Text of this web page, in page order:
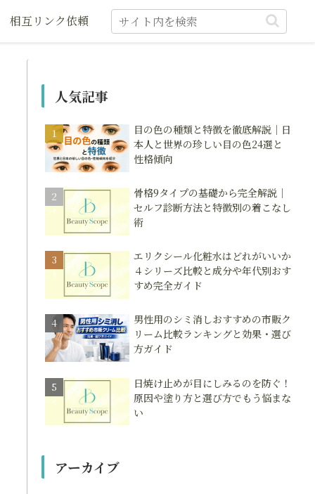
相互リンク依頼
人気記事
目の色の種類と特徴を徹底解説｜日
本人と世界の珍しい目の色24選と
性格傾向
骨格9タイプの基礎から完全解説｜
セルフ診断方法と特徴別の着こなし
術
エリクシール化粧水はどれがいいか
４シリーズ比較と成分や年代別おす
すめ完全ガイド
男性用のシミ消しおすすめの市販ク
リーム比較ランキングと効果・選び
方ガイド
日焼け止めが目にしみるのを防ぐ！
原因や塗り方と選び方でもう悩まな
い
アーカイブ